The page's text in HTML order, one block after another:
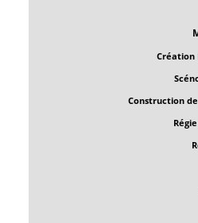
Création
Construction